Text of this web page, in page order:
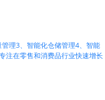
理3、智能化仓储管理4、智能
注在零售和消费品行业快速增长